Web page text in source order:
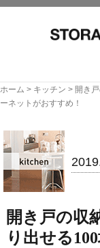
ホーム > キッチン > 開き
ーネットがおすすめ！
開き戸の収
り出せる